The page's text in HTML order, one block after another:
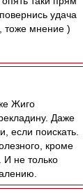
удача
тоже мнение )
Жиго
Даже
если поискать.
кроме
И не только